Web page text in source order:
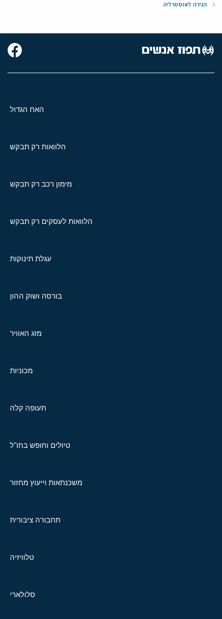
הגירה לאוסטרליה
האח הגדול
הלוואות רק תבקש
מימון רכב רק תבקש
הלוואות לעסקים רק תבקש
עגלת תינוקות
בורסה ושוק ההון
מזג האוויר
מכוניות
תעופה קלה
טיולים וחופש בחו"ל
משכנתאות וייעוץ מחזור
תחבורה ציבורית
טלוויזיה
סלולארי